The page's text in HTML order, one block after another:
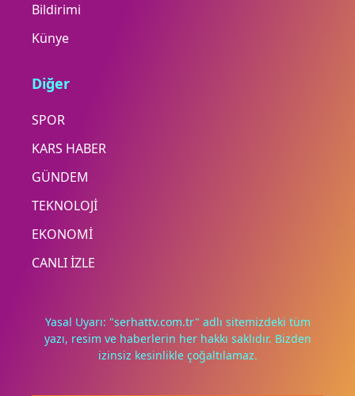
Bildirimi
Künye
Diğer
SPOR
KARS HABER
GÜNDEM
TEKNOLOJİ
EKONOMİ
CANLI İZLE
Yasal Uyarı: "serhattv.com.tr" adlı sitemizdeki tüm
yazı, resim ve haberlerin her hakkı saklıdır. Bizden
izinsiz kesinlikle çoğaltılamaz.